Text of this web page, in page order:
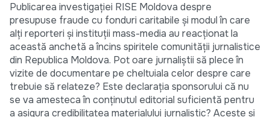
Publicarea investigaţiei RISE Moldova despre
presupuse fraude cu fonduri caritabile și modul în care
alţi reporteri și instituții mass-media au reacţionat la
această anchetă a încins spiritele comunităţii jurnalistice
din Republica Moldova. Pot oare jurnaliștii să plece în
vizite de documentare pe cheltuiala celor despre care
trebuie să relateze? Este declaraţia sponsorului că nu
se va amesteca în conţinutul editorial suficientă pentru
a asigura credibilitatea materialului jurnalistic? Aceste și